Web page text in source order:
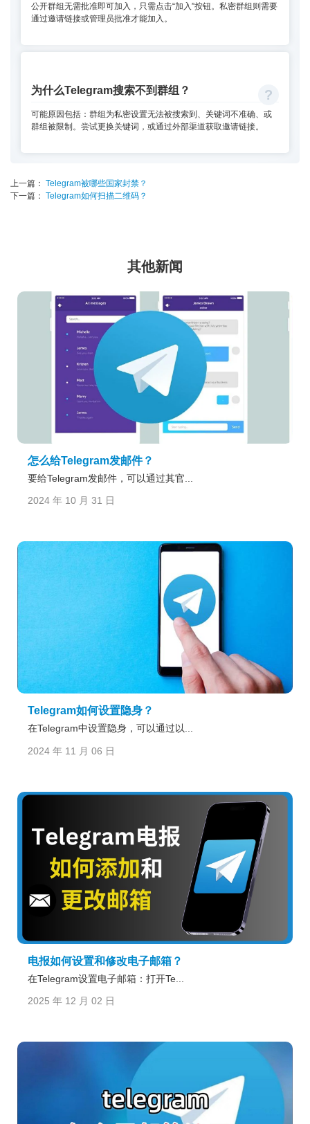
公开群组无需批准即可加入，只需点击“加入”按钮。私密群组则需要
通过邀请链接或管理员批准才能加入。
为什么Telegram搜索不到群组？
可能原因包括：群组为私密设置无法被搜索到、关键词不准确、或
群组被限制。尝试更换关键词，或通过外部渠道获取邀请链接。
上一篇： Telegram被哪些国家封禁？
下一篇： Telegram如何扫描二维码？
其他新闻
怎么给Telegram发邮件？
要给Telegram发邮件，可以通过其官...
2024 年 10 月 31 日
Telegram如何设置隐身？
在Telegram中设置隐身，可以通过以...
2024 年 11 月 06 日
电报如何设置和修改电子邮箱？
在Telegram设置电子邮箱：打开Te...
2025 年 12 月 02 日